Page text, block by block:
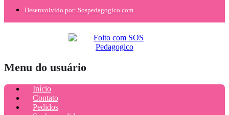
Desenvolvido por: Sospedagogico.com
Menu do usuário
Início
Contato
Pedidos